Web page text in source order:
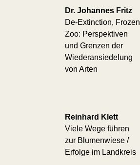
Dr. Johannes Fritz
De-Extinction, Frozen
Zoo: Perspektiven
und Grenzen der
Wiederansiedelung
von Arten
Reinhard Klett
Viele Wege führen
zur Blumenwiese /
Erfolge im Landkreis